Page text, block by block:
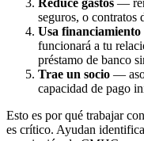
Reduce gastos —
seguros, o contratos
Usa financiamiento
funcionará a tu
préstamo de banco
Trae un socio —
capacidad de pago
Esto es por qué trabajar
es crítico. Ayudan